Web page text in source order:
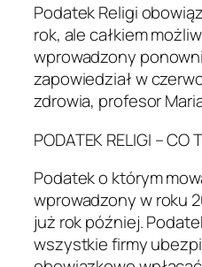
Podatek Religi
rok, ale całkiem
wprowadzony
zapowiedział w
zdrowia, profesor
PODATEK RELIGI – CO
Podatek o którym
wprowadzony w roku
już rok później.
wszystkie firmy